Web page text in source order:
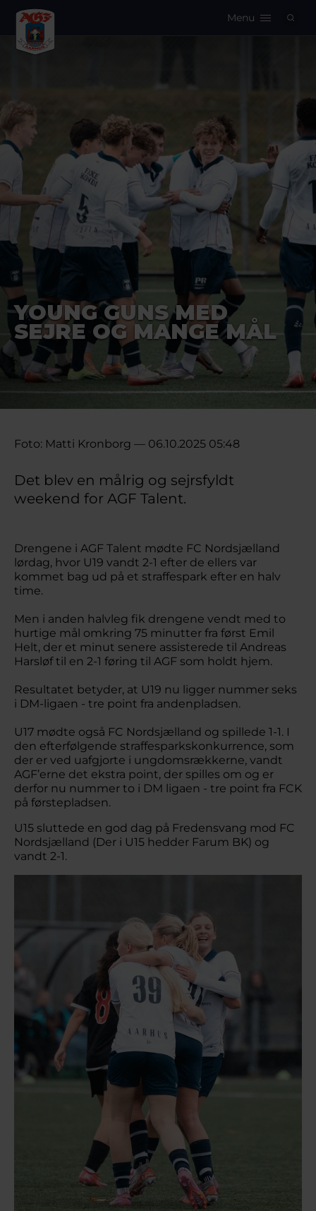
Menu
YOUNG GUNS MED
SEJRE OG MANGE MÅL
Foto: Matti Kronborg — 06.10.2025 05:48
Det blev en målrig og sejrsfyldt
weekend for AGF Talent.
Drengene i AGF Talent mødte FC Nordsjælland
lørdag, hvor U19 vandt 2-1 efter de ellers var
kommet bag ud på et straffespark efter en halv
time.
Men i anden halvleg fik drengene vendt med to
hurtige mål omkring 75 minutter fra først Emil
Helt, der et minut senere assisterede til Andreas
Harsløf til en 2-1 føring til AGF som holdt hjem.
Resultatet betyder, at U19 nu ligger nummer seks
i DM-ligaen - tre point fra andenpladsen.
U17 mødte også FC Nordsjælland og spillede 1-1. I
den efterfølgende straffesparkskonkurrence, som
der er ved uafgjorte i ungdomsrækkerne, vandt
AGF’erne det ekstra point, der spilles om og er
derfor nu nummer to i DM ligaen - tre point fra FCK
på førstepladsen.
U15 sluttede en god dag på Fredensvang mod FC
Nordsjælland (Der i U15 hedder Farum BK) og
vandt 2-1.